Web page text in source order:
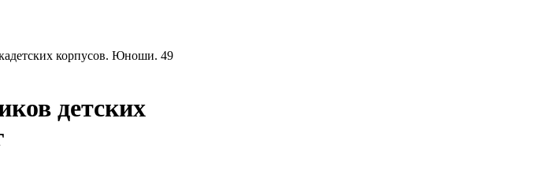
корпусов. Юноши. 49
детских